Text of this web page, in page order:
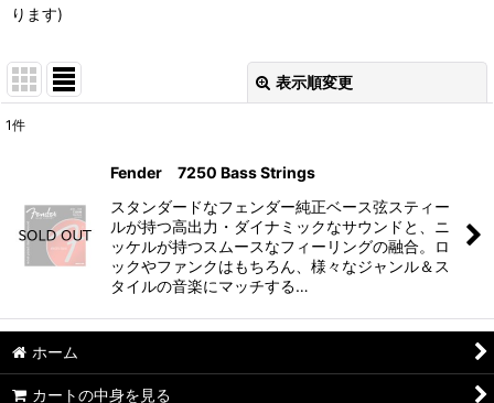
ります)
表示順変更
並び順:
絞り込む
1件
Fender 7250 Bass Strings
スタンダードなフェンダー純正ベース弦スティー
ルが持つ高出力・ダイナミックなサウンドと、ニ
ッケルが持つスムースなフィーリングの融合。ロ
ックやファンクはもちろん、様々なジャンル＆ス
タイルの音楽にマッチする…
ホーム
カートの中身を見る